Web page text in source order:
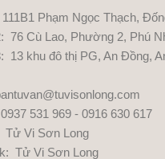
Phạm Ngọc Thạch,
76 Cù Lao, Phường 2, Phú
13 khu đô thị PG, An Đồng,
531 969 - 0916 630 617
Tử Vi Sơn Long
Tử Vi Sơn Long